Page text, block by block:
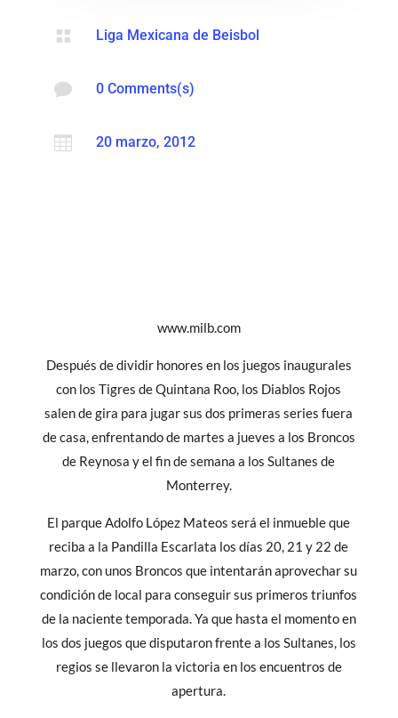
 Liga Mexicana de Beisbol
 0 Comments(s)
 20 marzo, 2012
www.milb.com
Después de dividir honores en los juegos inaugurales
con los Tigres de Quintana Roo, los Diablos Rojos
salen de gira para jugar sus dos primeras series fuera
de casa, enfrentando de martes a jueves a los Broncos
de Reynosa y el fin de semana a los Sultanes de
Monterrey.
El parque Adolfo López Mateos será el inmueble que
reciba a la Pandilla Escarlata los días 20, 21 y 22 de
marzo, con unos Broncos que intentarán aprovechar su
condición de local para conseguir sus primeros triunfos
de la naciente temporada. Ya que hasta el momento en
los dos juegos que disputaron frente a los Sultanes, los
regios se llevaron la victoria en los encuentros de
apertura.